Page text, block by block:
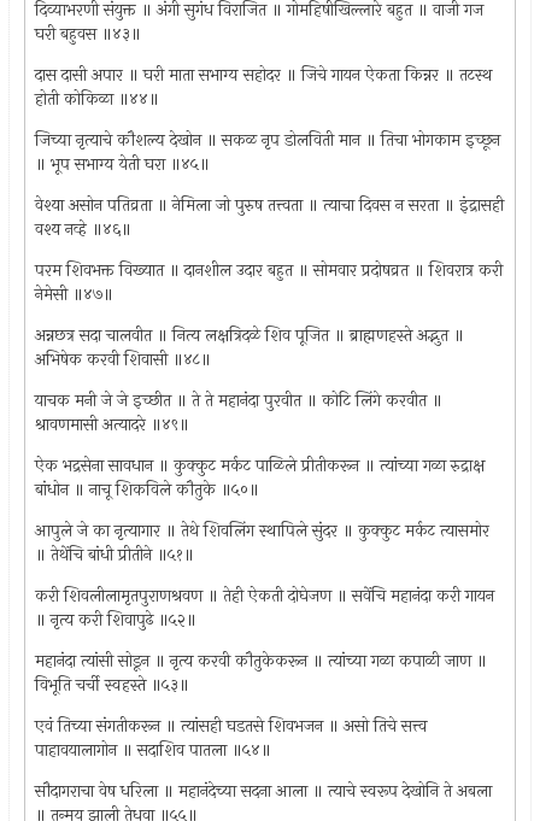
दिव्याभरणी संयुक्त ॥ अंगी सुगंध विराजित ॥ गोमहिषीखिल्लारे बहुत ॥ वाजी गज
घरी बहुवस ॥४३॥
दास दासी अपार ॥ घरी माता सभाग्य सहोदर ॥ जिचे गायन ऐकता किन्नर ॥ तटस्थ
होती कोकिळा ॥४४॥
जिच्या नृत्याचे कौशल्य देखोन ॥ सकळ नृप डोलविती मान ॥ तिचा भोगकाम इच्छून
॥ भूप सभाग्य येती घरा ॥४५॥
वेश्या असोन पतिव्रता ॥ नेमिला जो पुरुष तत्त्वता ॥ त्याचा दिवस न सरता ॥ इंद्रासही
वश्य नव्हे ॥४६॥
परम शिवभक्त विख्यात ॥ दानशील उदार बहुत ॥ सोमवार प्रदोषव्रत ॥ शिवरात्र करी
नेमेसी ॥४७॥
अन्नछत्र सदा चालवीत ॥ नित्य लक्षत्रिदळे शिव पूजित ॥ ब्राह्मणहस्ते अद्भुत ॥
अभिषेक करवी शिवासी ॥४८॥
याचक मनी जे जे इच्छीत ॥ ते ते महानंदा पुरवीत ॥ कोटि लिंगे करवीत ॥
श्रावणमासी अत्यादरे ॥४९॥
ऐक भद्रसेना सावधान ॥ कुक्कुट मर्कट पाळिले प्रीतीकरून ॥ त्यांच्या गळा रुद्राक्ष
बांधोन ॥ नाचू शिकविले कौतुके ॥५०॥
आपुले जे का नृत्यागार ॥ तेथे शिवलिंग स्थापिले सुंदर ॥ कुक्कुट मर्कट त्यासमोर
॥ तेथेंचि बांधी प्रीतीने ॥५१॥
करी शिवलीलामृतपुराणश्रवण ॥ तेही ऐकती दोघेजण ॥ सवेंचि महानंदा करी गायन
॥ नृत्य करी शिवापुढे ॥५२॥
महानंदा त्यांसी सोडून ॥ नृत्य करवी कौतुकेकरून ॥ त्यांच्या गळा कपाळी जाण ॥
विभूति चर्ची स्वहस्ते ॥५३॥
एवं तिच्या संगतीकरून ॥ त्यांसही घडतसे शिवभजन ॥ असो तिचे सत्त्व
पाहावयालागोन ॥ सदाशिव पातला ॥५४॥
सौदागराचा वेष धरिला ॥ महानंदेच्या सदना आला ॥ त्याचे स्वरूप देखोनि ते अबला
॥ तन्मय झाली तेधवा ॥५५॥